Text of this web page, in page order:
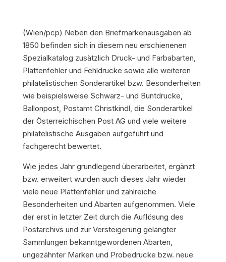
(Wien/pcp) Neben den Briefmarkenausgaben ab
1850 befinden sich in diesem neu erschienenen
Spezialkatalog zusätzlich Druck- und Farbabarten,
Plattenfehler und Fehldrucke sowie alle weiteren
philatelistischen Sonderartikel bzw. Besonderheiten
wie beispielsweise Schwarz- und Buntdrucke,
Ballonpost, Postamt Christkindl, die Sonderartikel
der Österreichischen Post AG und viele weitere
philatelistische Ausgaben aufgeführt und
fachgerecht bewertet.
Wie jedes Jahr grundlegend überarbeitet, ergänzt
bzw. erweitert wurden auch dieses Jahr wieder
viele neue Plattenfehler und zahlreiche
Besonderheiten und Abarten aufgenommen. Viele
der erst in letzter Zeit durch die Auflösung des
Postarchivs und zur Versteigerung gelangter
Sammlungen bekanntgewordenen Abarten,
ungezähnter Marken und Probedrucke bzw. neue